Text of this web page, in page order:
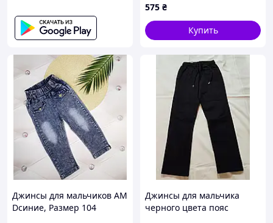
575 ₴
Купить
Джинсы для мальчиков AM
Dсиние, Размер 104
Джинсы для мальчика
черного цвета пояс